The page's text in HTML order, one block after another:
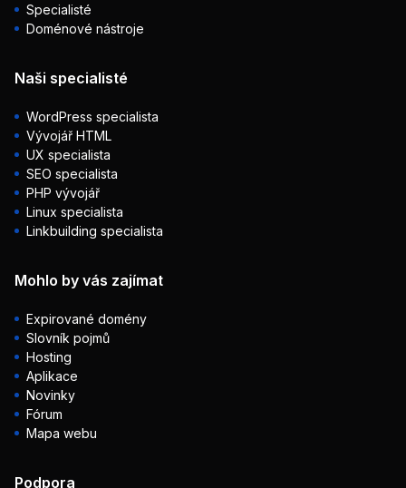
Specialisté
Doménové nástroje
Naši specialisté
WordPress specialista
Vývojář HTML
UX specialista
SEO specialista
PHP vývojář
Linux specialista
Linkbuilding specialista
Mohlo by vás zajímat
Expirované domény
Slovník pojmů
Hosting
Aplikace
Novinky
Fórum
Mapa webu
Podpora